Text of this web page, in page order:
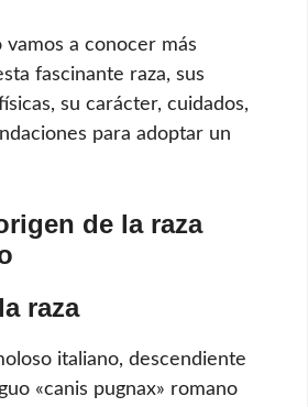
vamos a conocer más
fascinante raza, sus
su carácter, cuidados,
para adoptar un
de la raza
raza
italiano, descendiente
«canis pugnax» romano